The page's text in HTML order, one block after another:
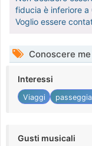
fiducia è inferiore a
Voglio essere
Conoscere me
Interessi
Viaggi
Gusti musicali